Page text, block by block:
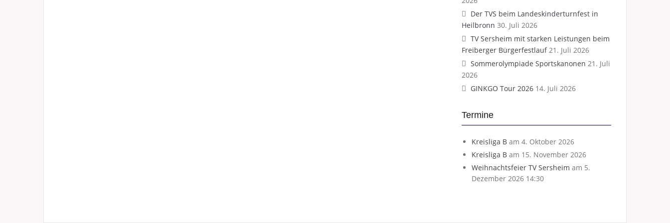
Der TVS beim Landeskinderturnfest in
Heilbronn 30. Juli 2026
TV Sersheim mit starken Leistungen beim
Freiberger Bürgerfestlauf 21. Juli 2026
Sommerolympiade Sportskanonen 21. Juli
2026
GINKGO Tour 2026 14. Juli 2026
Termine
Kreisliga B am 4. Oktober 2026
Kreisliga B am 15. November 2026
Weihnachtsfeier TV Sersheim am 5.
Dezember 2026 14:30